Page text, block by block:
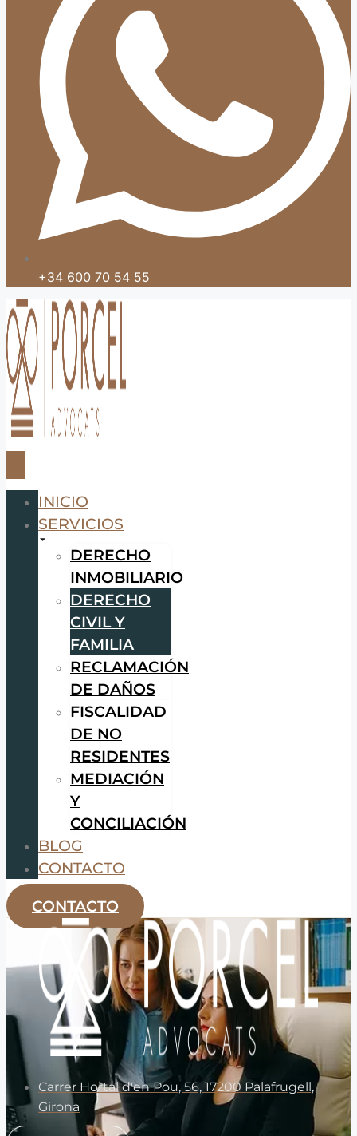
+34 600 70 54 55
INICIO
SERVICIOS
DERECHO
INMOBILIARIO
DERECHO
CIVIL Y
FAMILIA
RECLAMACIÓN
DE DAÑOS
FISCALIDAD
DE NO
RESIDENTES
MEDIACIÓN
Y
CONCILIACIÓN
BLOG
CONTACTO
CONTACTO
Carrer Hortal d'en Pou, 56, 17200 Palafrugell,
Girona